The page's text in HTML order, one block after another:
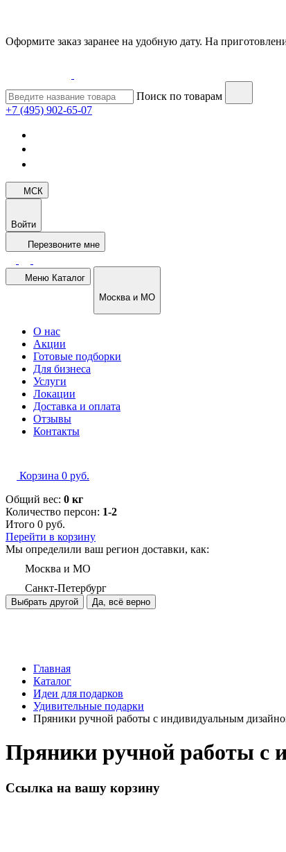
Оформите заказ заранее на удобную дату. На
Поиск по товарам
+7 (495) 902-65-07
МСК
Войти
Перезвоните мне
Меню Каталог
Москва и МО
О нас
Акции
Готовые подборки
Для бизнеса
Услуги
Локации
Доставка и оплата
Отзывы
Контакты
Корзина 0 руб.
Общий вес: 0 кг
Количество персон: 1-2
Итого 0 руб.
Перейти в корзину
Мы определили ваш регион доставки, как:
Москва и МО
Санкт-Петербург
Выбрать другой Да, всё верно
Главная
Каталог
Идеи для подарков
Удивительные подарки
Пряники ручной работы с индивидуальным
Пряники ручной работы с
Ссылка на вашу корзину